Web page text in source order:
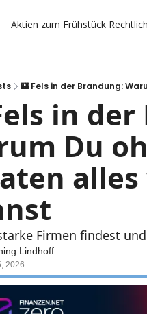
Aktien zum Frühstück
🏰 Fels in der Brandung:
in
Du
Firmen findest
Lindhoff
2026